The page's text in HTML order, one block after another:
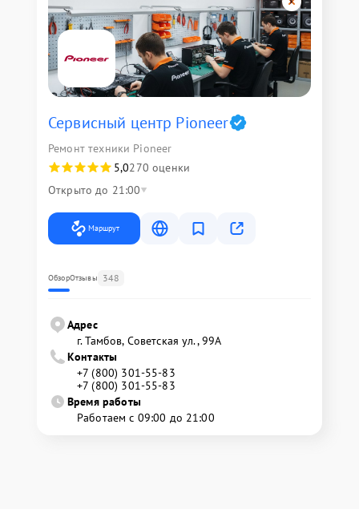
Сервисный центр Pioneer
Ремонт техники Pioneer
5,0270 оценки
Открыто до 21:00
Маршрут
ОбзорОтзывы 348
Адрес
г. Тамбов, Советская ул., 99А
Контакты
+7 (800) 301-55-83
+7 (800) 301-55-83
Время работы
Работаем с 09:00 до 21:00